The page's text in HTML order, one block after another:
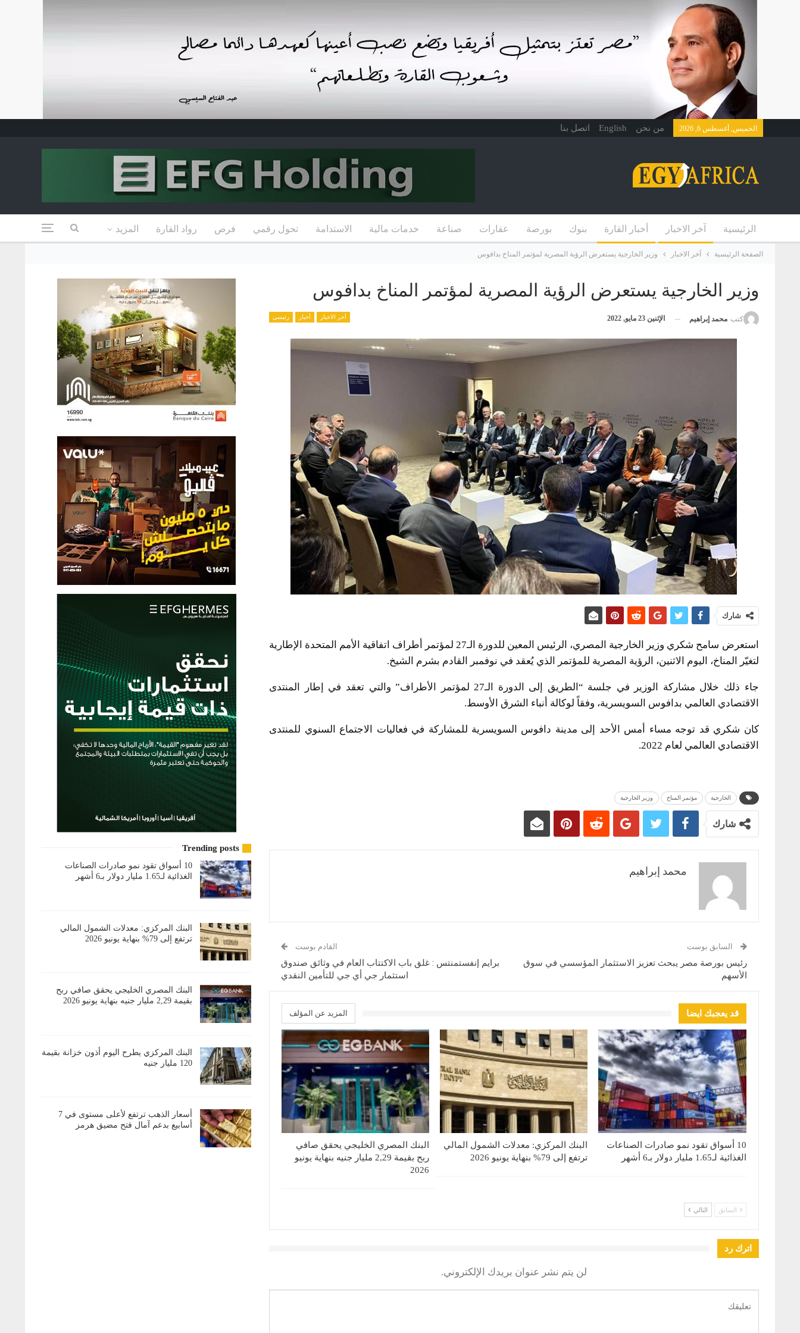
الخميس, أغسطس 6, 2026 من نحن English اتصل بنا
الرئيسية آخر الاخبار أخبار القارة بنوك بورصة عقارات صناعة خدمات مالية الاستدامة تحول رقمي فرص رواد القارة المزيد
الصفحة الرئيسية آخر الاخبار وزير الخارجية يستعرض الرؤية المصرية لمؤتمر المناخ بدافوس
وزير الخارجية يستعرض الرؤية المصرية لمؤتمر المناخ بدافوس
آخر الاخبار أخبار رئيسي كتب محمد إبراهيم الإثنين 23 مايو, 2022
شارك
استعرض سامح شكري وزير الخارجية المصري، الرئيس المعين للدورة الـ27 لمؤتمر أطراف اتفاقية الأمم المتحدة الإطارية
لتغيّر المناخ، اليوم الاثنين، الرؤية المصرية للمؤتمر الذي يُعقد في نوفمبر القادم بشرم الشيخ.
جاء ذلك خلال مشاركة الوزير في جلسة “الطريق إلى الدورة الـ27 لمؤتمر الأطراف” والتي تعقد في إطار المنتدى
الاقتصادي العالمي بدافوس السويسرية، وفقاً لوكالة أنباء الشرق الأوسط.
كان شكري قد توجه مساء أمس الأحد إلى مدينة دافوس السويسرية للمشاركة في فعاليات الاجتماع السنوي للمنتدى
الاقتصادي العالمي لعام 2022.
الخارجية مؤتمر المناخ وزير الخارجية
شارك
محمد إبراهيم
السابق بوست
رئيس بورصة مصر يبحث تعزيز الاستثمار المؤسسي في سوق
الأسهم
القادم بوست
برايم إنفستمنتس : غلق باب الاكتتاب العام في وثائق صندوق
استثمار جي أي جي للتأمين النقدي
قد يعجبك ايضا المزيد عن المؤلف
10 أسواق تقود نمو صادرات الصناعات
الغذائية لـ1.65 مليار دولار بـ6 أشهر
البنك المركزي: معدلات الشمول المالي
ترتفع إلى 79% بنهاية يونيو 2026
البنك المصري الخليجي يحقق صافي
ربح بقيمة 2,29 مليار جنيه بنهاية يونيو
2026
السابق التالي
اترك رد
لن يتم نشر عنوان بريدك الإلكتروني.
Trending posts
10 أسواق تقود نمو صادرات الصناعات
الغذائية لـ1.65 مليار دولار بـ6 أشهر
البنك المركزي: معدلات الشمول المالي
ترتفع إلى 79% بنهاية يونيو 2026
البنك المصري الخليجي يحقق صافي ربح
بقيمة 2,29 مليار جنيه بنهاية يونيو 2026
البنك المركزي يطرح اليوم أذون خزانة بقيمة
120 مليار جنيه
أسعار الذهب ترتفع لأعلى مستوى في 7
أسابيع بدعم آمال فتح مضيق هرمز